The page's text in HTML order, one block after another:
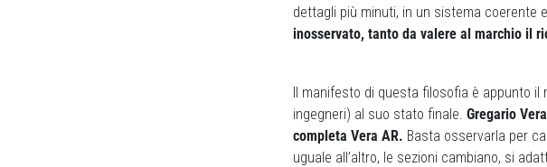
dettagli più minuti, in un sistema coerente
inosservato, tanto da valere al marchio il
Il manifesto di questa filosofia è appunto il
ingegneri) al suo stato finale. Gregario
completa Vera AR. Basta osservarla per
uguale all’altro, le sezioni cambiano, si